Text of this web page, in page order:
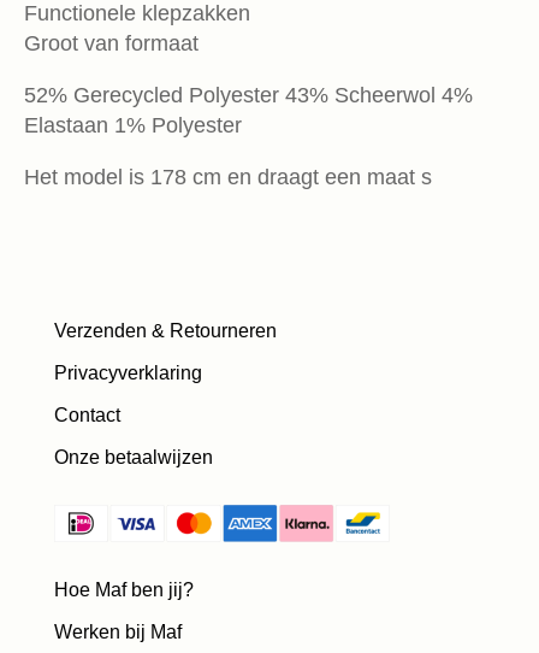
Functionele klepzakken
Groot van formaat
52% Gerecycled Polyester 43% Scheerwol 4%
Elastaan 1% Polyester
Het model is 178 cm en draagt een maat s
Verzenden & Retourneren
Privacyverklaring
Contact
Onze betaalwijzen
Hoe Maf ben jij?
Werken bij Maf